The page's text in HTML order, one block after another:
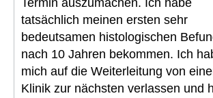
Termin auszumachen. Ich habe
tatsächlich meinen ersten sehr
bedeutsamen histologischen
nach 10 Jahren bekommen. Ich
mich auf die Weiterleitung von
Klinik zur nächsten verlassen und